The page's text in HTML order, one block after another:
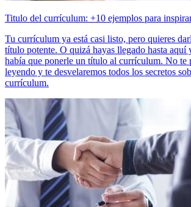
Titulo del currículum: +10 ejemplos para
Tu currículum ya está casi listo, pero quieres
título potente. O quizá hayas llegado hasta aquí
había que ponerle un título al currículum. No te
leyendo y te desvelaremos todos los secretos
currículum.